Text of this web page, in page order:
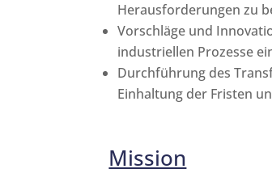
Herausforderungen zu
Vorschläge und
industriellen Prozesse
Durchführung des
Einhaltung der Fristen
Mission